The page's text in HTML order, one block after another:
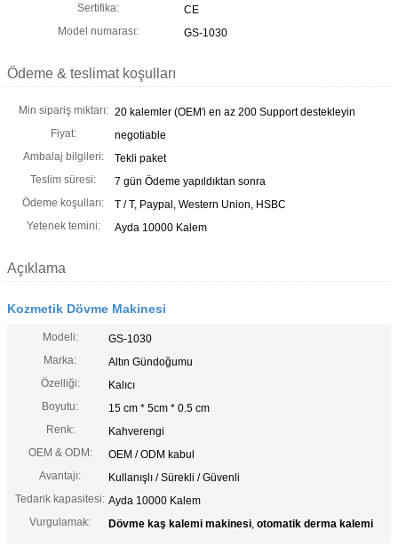
Sertifika:
CE
Model numarası:
GS-1030
Ödeme & teslimat koşulları
Min sipariş miktarı: 20 kalemler (OEM'i en az 200 Support destekleyin
Fiyat:
negotiable
Ambalaj bilgileri:
Tekli paket
Teslim süresi:
7 gün Ödeme yapıldıktan sonra
Ödeme koşulları:
T / T, Paypal, Western Union, HSBC
Yetenek temini:
Ayda 10000 Kalem
Açıklama
Kozmetik Dövme Makinesi
Modeli:
GS-1030
Marka:
Altın Gündoğumu
Özelliği:
Kalıcı
Boyutu:
15 cm * 5cm * 0.5 cm
Renk:
Kahverengi
OEM & ODM:
OEM / ODM kabul
Avantajı:
Kullanışlı / Sürekli / Güvenli
Tedarik kapasitesi: Ayda 10000 Kalem
Vurgulamak:
Dövme kaş kalemi makinesi, otomatik derma kalemi